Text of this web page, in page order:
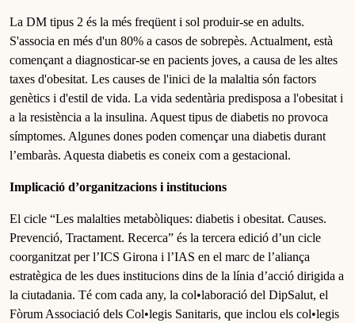
La DM tipus 2 és la més freqüent i sol produir-se en adults.
S'associa en més d'un 80% a casos de sobrepès. Actualment, està
començant a diagnosticar-se en pacients joves, a causa de les altes
taxes d'obesitat. Les causes de l'inici de la malaltia són factors
genètics i d'estil de vida. La vida sedentària predisposa a l'obesitat i
a la resistència a la insulina. Aquest tipus de diabetis no provoca
símptomes. Algunes dones poden començar una diabetis durant
l’embaràs. Aquesta diabetis es coneix com a gestacional.
Implicació d’organitzacions i institucions
El cicle “Les malalties metabòliques: diabetis i obesitat. Causes.
Prevenció, Tractament. Recerca” és la tercera edició d’un cicle
coorganitzat per l’ICS Girona i l’IAS en el marc de l’aliança
estratègica de les dues institucions dins de la línia d’acció dirigida a
la ciutadania. Té com cada any, la col•laboració del DipSalut, el
Fòrum Associació dels Col•legis Sanitaris, que inclou els col•legis